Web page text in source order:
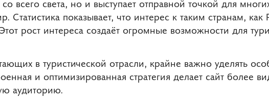
всего света, но и выступает отправной точкой для
Статистика показывает, что интерес к таким странам, как
рост интереса создаёт огромные возможности для
в туристической отрасли, крайне важно уделять
и оптимизированная стратегия делает сайт более
аудиторию.